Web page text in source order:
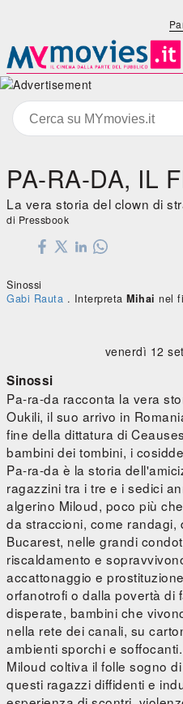
PA-RA-DA, IL
La vera storia del clown di
di Pressbook
Sinossi
Gabi Rauta . Interpreta Mihai nel
venerdì 12
Sinossi
Pa-ra-da racconta la vera
Oukili, il suo arrivo in
fine della dittatura di
bambini dei tombini, i
Pa-ra-da è la storia
ragazzini tra i tre e i sedici
algerino Miloud, poco più
da straccioni, come
Bucarest, nelle grandi
riscaldamento e
accattonaggio e
orfanotrofi o dalla povertà di
disperate, bambini che
nella rete dei canali, su
ambienti sporchi e soffocanti.
Miloud coltiva il folle sogno
questi ragazzi diffidenti e